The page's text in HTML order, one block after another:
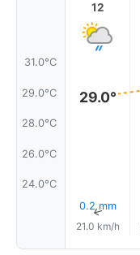
31.0°C
29.0°C
28.0°C
26.0°C
24.0°C
12
29.0°
0.2 mm
↑
21.0 km/h